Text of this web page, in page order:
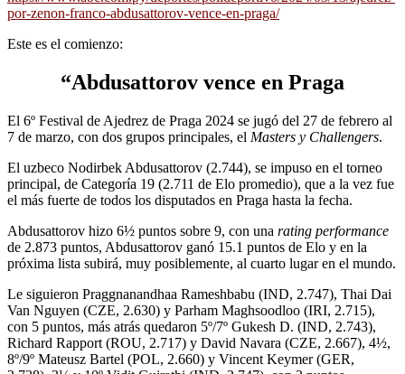
por-zenon-franco-abdusattorov-vence-en-praga/
Este es el comienzo:
“Abdusattorov vence en Praga
El 6º Festival de Ajedrez de Praga 2024 se jugó del 27 de febrero al
7 de marzo, con dos grupos principales, el Masters y Challengers.
El uzbeco Nodirbek Abdusattorov (2.744), se impuso en el torneo
principal, de Categoría 19 (2.711 de Elo promedio), que a la vez fue
el más fuerte de todos los disputados en Praga hasta la fecha.
Abdusattorov hizo 6½ puntos sobre 9, con una rating performance
de 2.873 puntos, Abdusattorov ganó 15.1 puntos de Elo y en la
próxima lista subirá, muy posiblemente, al cuarto lugar en el mundo.
Le siguieron Praggnanandhaa Rameshbabu (IND, 2.747), Thai Dai
Van Nguyen (CZE, 2.630) y Parham Maghsoodloo (IRI, 2.715),
con 5 puntos, más atrás quedaron 5º/7º Gukesh D. (IND, 2.743),
Richard Rapport (ROU, 2.717) y David Navara (CZE, 2.667), 4½,
8º/9º Mateusz Bartel (POL, 2.660) y Vincent Keymer (GER,